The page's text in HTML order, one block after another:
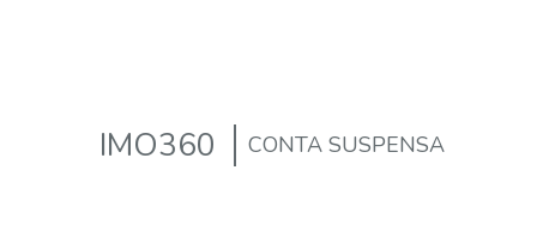
IMO360 CONTA SUSPENSA